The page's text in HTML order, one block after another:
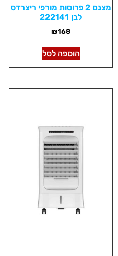
מצנם 2 פרוסות מורפי ריצרדס
לבן 222141
₪168
הוספה לסל